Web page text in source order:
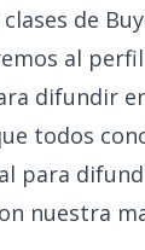
de
al
difundir
todos
para
nuestra